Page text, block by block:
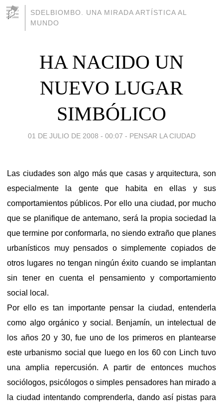
SDELBIOMBO. UNA MIRADA ARTÍSTICA AL
MUNDO
HA NACIDO UN
NUEVO LUGAR
SIMBÓLICO
01 DE JULIO DE 2008 - 00:07 - PENSAR LA CIUDAD
Las ciudades son algo más que casas y arquitectura, son
especialmente la gente que habita en ellas y sus
comportamientos públicos. Por ello una ciudad, por mucho
que se planifique de antemano, será la propia sociedad la
que termine por conformarla, no siendo extraño que planes
urbanísticos muy pensados o simplemente copiados de
otros lugares no tengan ningún éxito cuando se implantan
sin tener en cuenta el pensamiento y comportamiento
social local.
Por ello es tan importante pensar la ciudad, entenderla
como algo orgánico y social. Benjamín, un intelectual de
los años 20 y 30, fue uno de los primeros en plantearse
este urbanismo social que luego en los 60 con Linch tuvo
una amplia repercusión. A partir de entonces muchos
sociólogos, psicólogos o simples pensadores han mirado a
la ciudad intentando comprenderla, dando así pistas para